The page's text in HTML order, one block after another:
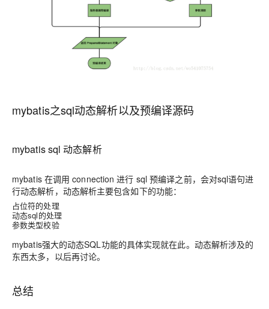
mybatis之sql动态解析以及预编译源码
mybatis sql 动态解析
mybatis 在调用 connection 进行 sql 预编译之前，会对sql语句进
行动态解析，动态解析主要包含如下的功能：
占位符的处理
动态sql的处理
参数类型校验
mybatis强大的动态SQL功能的具体实现就在此。动态解析涉及的
东西太多，以后再讨论。
总结